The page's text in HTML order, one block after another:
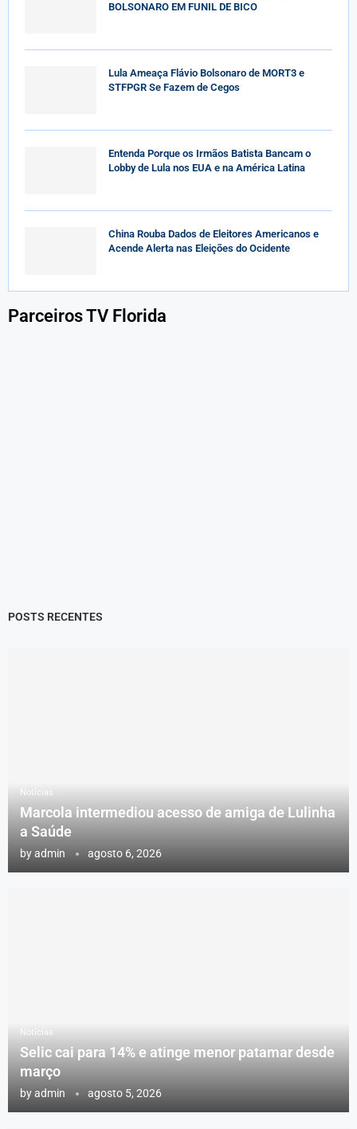
BOLSONARO EM FUNIL DE BICO
Lula Ameaça Flávio Bolsonaro de MORT3 e
STFPGR Se Fazem de Cegos
Entenda Porque os Irmãos Batista Bancam o
Lobby de Lula nos EUA e na América Latina
China Rouba Dados de Eleitores Americanos e
Acende Alerta nas Eleições do Ocidente
Parceiros TV Florida
POSTS RECENTES
Notícias
Marcola intermediou acesso de amiga de Lulinha
a Saúde
byadmin agosto 6, 2026
Notícias
Selic cai para 14% e atinge menor patamar desde
março
byadmin agosto 5, 2026